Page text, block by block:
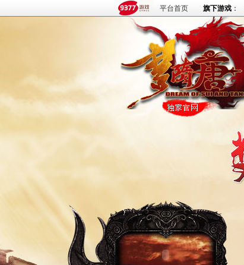
平台首页 旗下游戏 ：